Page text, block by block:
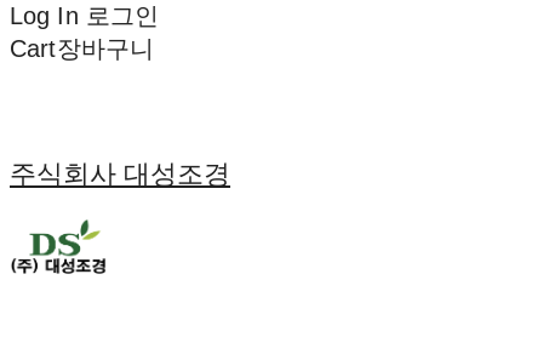
Log In 로그인
Cart장바구니
주식회사 대성조경